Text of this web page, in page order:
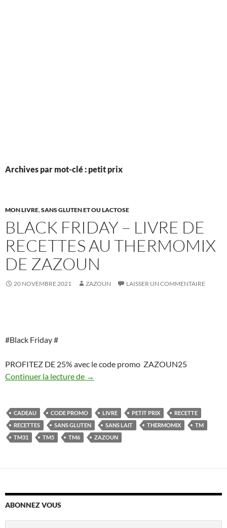
Archives par mot-clé : petit prix
MON LIVRE,SANS GLUTEN ET OU LACTOSE
BLACK FRIDAY – LIVRE DE
RECETTES AU THERMOMIX
DE ZAZOUN
20 NOVEMBRE 2021 ZAZOUN LAISSER UN COMMENTAIRE
#Black Friday #
PROFITEZ DE 25% avec le code promo ZAZOUN25
Continuer la lecture de Black Friday – livre de recettes au
→
CADEAU CODE PROMO LIVRE PETIT PRIX
RECETTE
RECETTES
SANS GLUTEN SANS LAIT THERMOMIX
TM
TM31
TM5 TM6 ZAZOUN
ABONNEZ VOUS